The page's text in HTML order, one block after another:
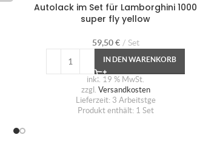
Autolack im Set für Lamborghini 1000
super fly yellow
59,50€ Set
IN DEN WARENKORB
inkl. 19 % MwSt.
zzgl. Versandkosten
Lieferzeit: 3 Arbeitstge
Produkt enthält: 1 Set